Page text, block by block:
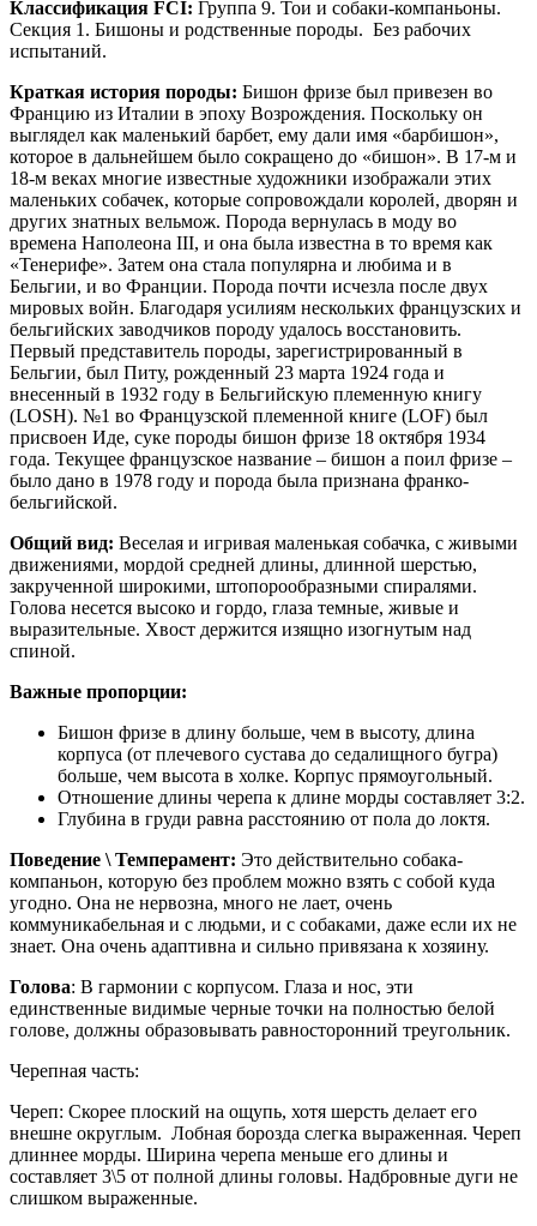
Классификация FCI: Группа 9. Тои и собаки-компаньоны.
Секция 1. Бишоны и родственные породы. Без рабочих
испытаний.
Краткая история породы: Бишон фризе был привезен во
Францию из Италии в эпоху Возрождения. Поскольку он
выглядел как маленький барбет, ему дали имя «барбишон»,
которое в дальнейшем было сокращено до «бишон». В 17-м и
18-м веках многие известные художники изображали этих
маленьких собачек, которые сопровождали королей, дворян и
других знатных вельмож. Порода вернулась в моду во
времена Наполеона III, и она была известна в то время как
«Тенерифе». Затем она стала популярна и любима и в
Бельгии, и во Франции. Порода почти исчезла после двух
мировых войн. Благодаря усилиям нескольких французских и
бельгийских заводчиков породу удалось восстановить.
Первый представитель породы, зарегистрированный в
Бельгии, был Питу, рожденный 23 марта 1924 года и
внесенный в 1932 году в Бельгийскую племенную книгу
(LOSH). №1 во Французской племенной книге (LOF) был
присвоен Иде, суке породы бишон фризе 18 октября 1934
года. Текущее французское название – бишон а поил фризе –
было дано в 1978 году и порода была признана франко-
бельгийской.
Общий вид: Веселая и игривая маленькая собачка, с живыми
движениями, мордой средней длины, длинной шерстью,
закрученной широкими, штопорообразными спиралями.
Голова несется высоко и гордо, глаза темные, живые и
выразительные. Хвост держится изящно изогнутым над
спиной.
Важные пропорции:
Бишон фризе в длину больше, чем в высоту, длина
корпуса (от плечевого сустава до седалищного бугра)
больше, чем высота в холке. Корпус прямоугольный.
Отношение длины черепа к длине морды составляет 3:2.
Глубина в груди равна расстоянию от пола до локтя.
Поведение \ Темперамент: Это действительно собака-
компаньон, которую без проблем можно взять с собой куда
угодно. Она не нервозна, много не лает, очень
коммуникабельная и с людьми, и с собаками, даже если их не
знает. Она очень адаптивна и сильно привязана к хозяину.
Голова: В гармонии с корпусом. Глаза и нос, эти
единственные видимые черные точки на полностью белой
голове, должны образовывать равносторонний треугольник.
Черепная часть:
Череп: Скорее плоский на ощупь, хотя шерсть делает его
внешне округлым. Лобная борозда слегка выраженная. Череп
длиннее морды. Ширина черепа меньше его длины и
составляет 3\5 от полной длины головы. Надбровные дуги не
слишком выраженные.